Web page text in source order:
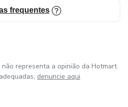
frequentes
representa a opinião da Hotmart.
denuncie aqui